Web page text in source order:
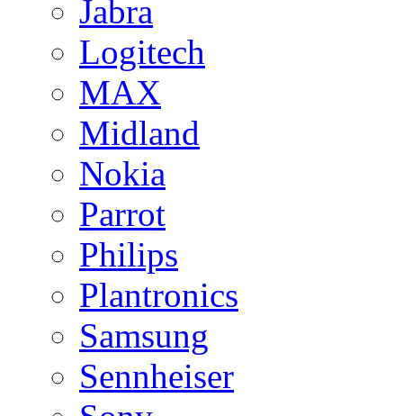
Jabra
Logitech
MAX
Midland
Nokia
Parrot
Philips
Plantronics
Samsung
Sennheiser